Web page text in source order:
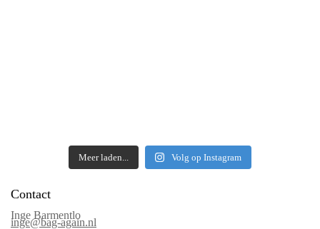
Meer laden... Volg op Instagram
Contact
Inge Barmentlo
inge@bag-again.nl